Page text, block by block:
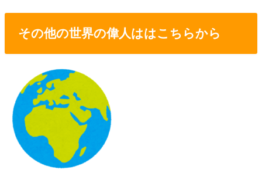
その他の世界の偉人ははこちらから